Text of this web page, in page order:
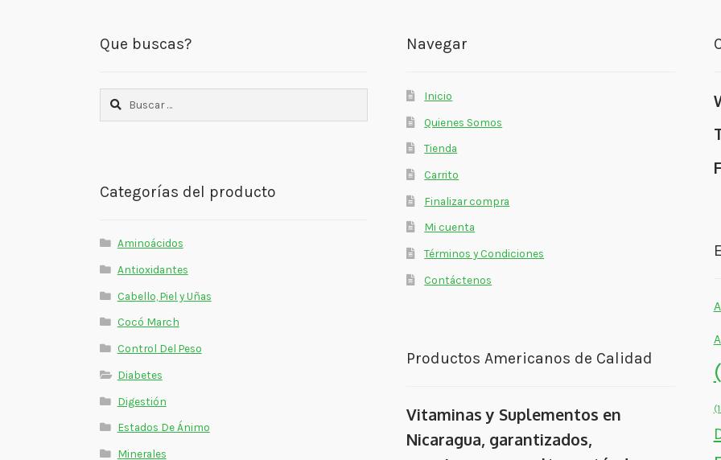
Que buscas?
Buscar:
Categorías del producto
Aminoácidos
Antioxidantes
Cabello, Piel y Uñas
Cocó March
Control Del Peso
Diabetes
Digestión
Estados De Ánimo
Minerales
Navegar
Inicio
Quienes Somos
Tienda
Carrito
Finalizar compra
Mi cuenta
Términos y Condiciones
Contáctenos
Productos Americanos de Calidad
Vitaminas y Suplementos en
Nicaragua, garantizados,